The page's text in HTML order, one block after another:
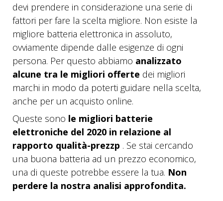
devi prendere in considerazione una serie di
fattori per fare la scelta migliore. Non esiste la
migliore batteria elettronica in assoluto,
ovviamente dipende dalle esigenze di ogni
persona. Per questo abbiamo analizzato
alcune tra le migliori offerte dei migliori
marchi in modo da poterti guidare nella scelta,
anche per un acquisto online.
Queste sono le migliori batterie
elettroniche del 2020 in relazione al
rapporto qualità-prezzp . Se stai cercando
una buona batteria ad un prezzo economico,
una di queste potrebbe essere la tua. Non
perdere la nostra analisi approfondita.